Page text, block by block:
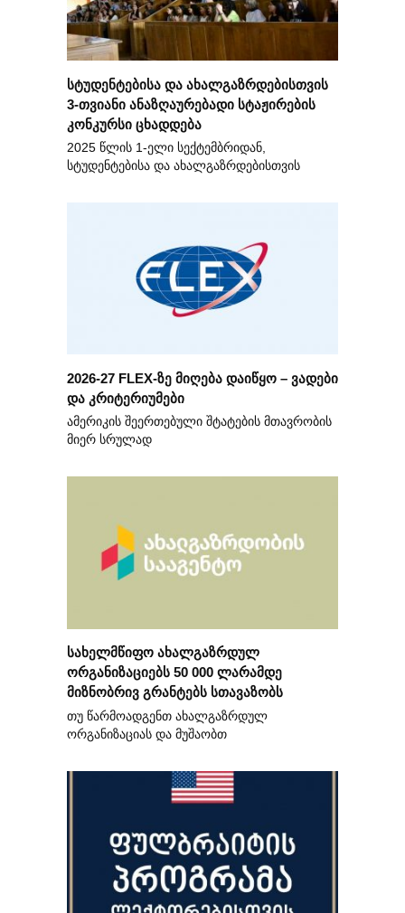
სტუდენტებისა და ახალგაზრდებისთვის
3-თვიანი ანაზღაურებადი სტაჟირების
კონკურსი ცხადდება
2025 წლის 1-ელი სექტემბრიდან,
სტუდენტებისა და ახალგაზრდებისთვის
2026-27 FLEX-ზე მიღება დაიწყო – ვადები
და კრიტერიუმები
ამერიკის შეერთებული შტატების მთავრობის
მიერ სრულად
სახელმწიფო ახალგაზრდულ
ორგანიზაციებს 50 000 ლარამდე
მიზნობრივ გრანტებს სთავაზობს
თუ წარმოადგენთ ახალგაზრდულ
ორგანიზაციას და მუშაობთ